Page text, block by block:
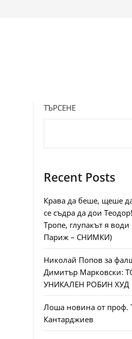
ТЪРСЕНЕ
Recent Posts
Крава да беше, щеше
се съдра да дои
Тропе, глупакът я
Париж – СНИМКИ)
Николай Попов за
Димитър Марковски:
УНИКАЛЕН РОБИН ХУД
Лоша новина от проф.
Кантарджиев